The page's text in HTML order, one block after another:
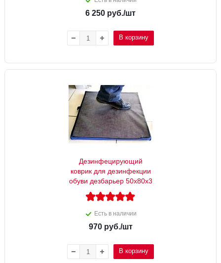
6 250 руб./шт
В корзину
Дезинфецирующий
коврик для дезинфекции
обуви дезбарьер 50х80х3
Есть в наличии
970руб./шт
В корзину